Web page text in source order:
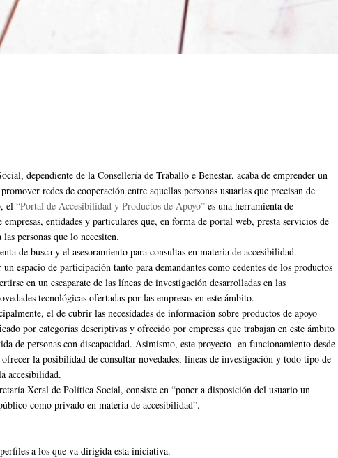
dependiente de la Consellería de Traballo e Benestar, acaba de emprender un
redes de cooperación entre aquellas personas usuarias que precisan de
el “Portal de Accesibilidad y Productos de Apoyo” es una herramienta de
entidades y particulares que, en forma de portal web, presta servicios de
personas que lo necesiten.
de busca y el asesoramiento para consultas en materia de accesibilidad.
espacio de participación tanto para demandantes como cedentes de los productos
en un escaparate de las líneas de investigación desarrolladas en las
tecnológicas ofertadas por las empresas en este ámbito.
el de cubrir las necesidades de información sobre productos de apoyo
por categorías descriptivas y ofrecido por empresas que trabajan en este ámbito
de personas con discapacidad. Asimismo, este proyecto -en funcionamiento desde
la posibilidad de consultar novedades, líneas de investigación y todo tipo de
accesibilidad.
Xeral de Política Social, consiste en “poner a disposición del usuario un
como privado en materia de accesibilidad”.
a los que va dirigida esta iniciativa.